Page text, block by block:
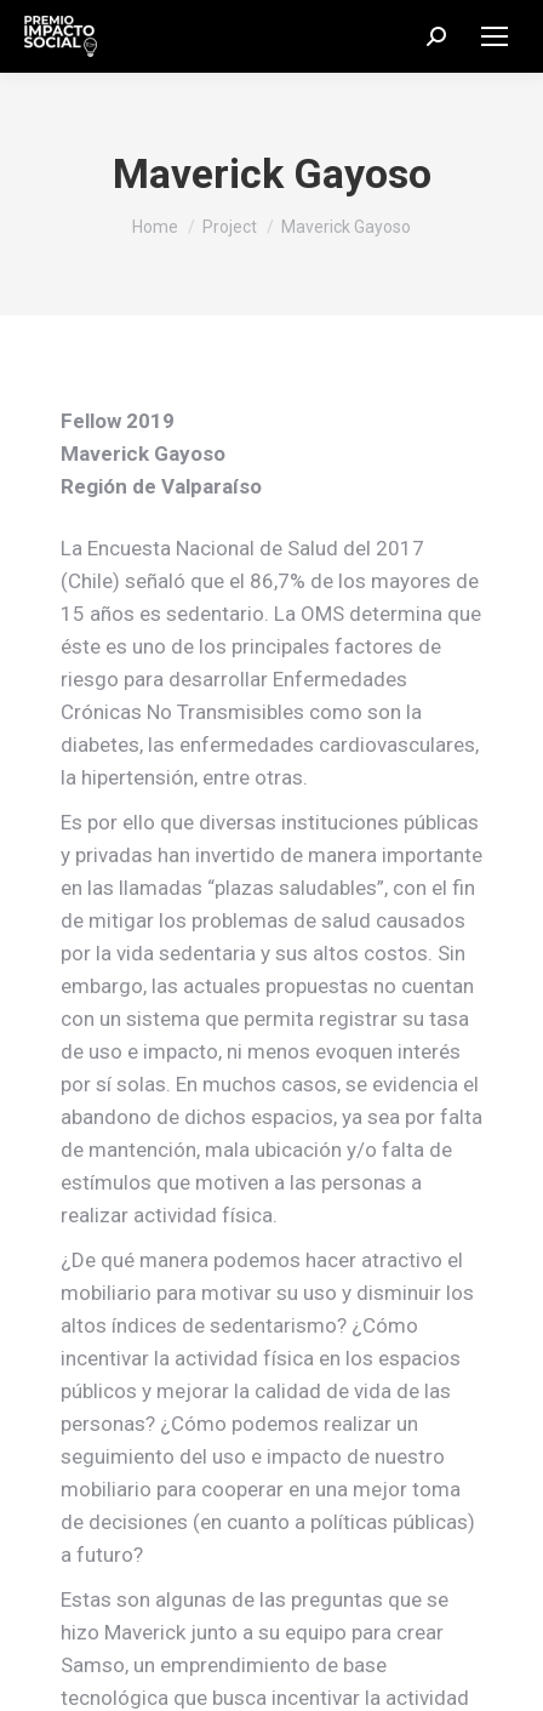
Search:
Maverick Gayoso
You are here:
Home Project Maverick Gayoso
Fellow 2019
Maverick Gayoso
Región de Valparaíso
La Encuesta Nacional de Salud del 2017
(Chile) señaló que el 86,7% de los mayores de
15 años es sedentario. La OMS determina que
éste es uno de los principales factores de
riesgo para desarrollar Enfermedades
Crónicas No Transmisibles como son la
diabetes, las enfermedades cardiovasculares,
la hipertensión, entre otras.
Es por ello que diversas instituciones públicas
y privadas han invertido de manera importante
en las llamadas “plazas saludables”, con el fin
de mitigar los problemas de salud causados
por la vida sedentaria y sus altos costos. Sin
embargo, las actuales propuestas no cuentan
con un sistema que permita registrar su tasa
de uso e impacto, ni menos evoquen interés
por sí solas. En muchos casos, se evidencia el
abandono de dichos espacios, ya sea por falta
de mantención, mala ubicación y/o falta de
estímulos que motiven a las personas a
realizar actividad física.
¿De qué manera podemos hacer atractivo el
mobiliario para motivar su uso y disminuir los
altos índices de sedentarismo? ¿Cómo
incentivar la actividad física en los espacios
públicos y mejorar la calidad de vida de las
personas? ¿Cómo podemos realizar un
seguimiento del uso e impacto de nuestro
mobiliario para cooperar en una mejor toma
de decisiones (en cuanto a políticas públicas)
a futuro?
Estas son algunas de las preguntas que se
hizo Maverick junto a su equipo para crear
Samso, un emprendimiento de base
tecnológica que busca incentivar la actividad